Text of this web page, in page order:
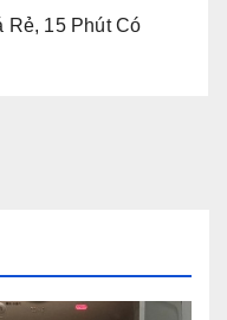
Rẻ, 15 Phút Có